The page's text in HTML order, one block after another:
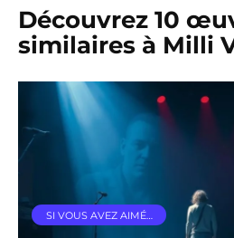
Découvrez 10
similaires à Milli
SI VOUS AVEZ AIMÉ…